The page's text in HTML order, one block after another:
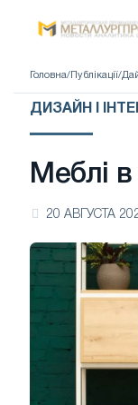
Головна/ Публікації/
ДИЗАЙН І
Меблі
20 АВГУСТА